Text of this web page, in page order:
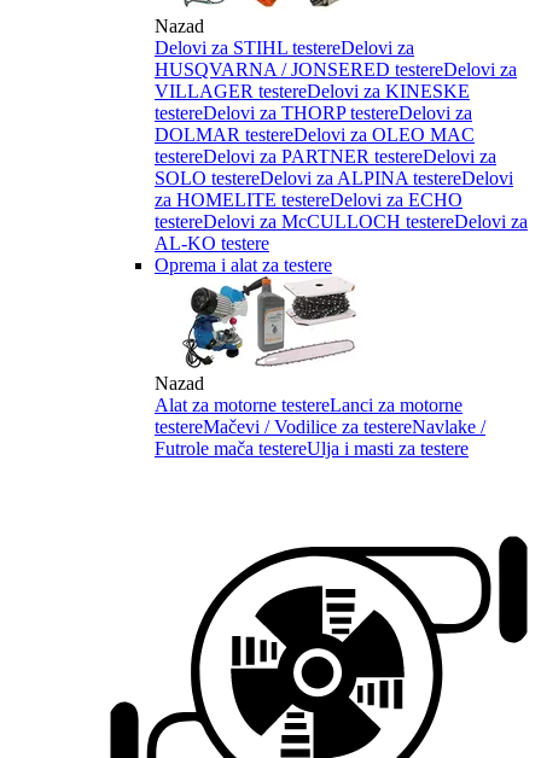
Nazad
Delovi za STIHL testereDelovi za
HUSQVARNA / JONSERED testereDelovi za
VILLAGER testereDelovi za KINESKE
testereDelovi za THORP testereDelovi za
DOLMAR testereDelovi za OLEO MAC
testereDelovi za PARTNER testereDelovi za
SOLO testereDelovi za ALPINA testereDelovi
za HOMELITE testereDelovi za ECHO
testereDelovi za McCULLOCH testereDelovi za
AL-KO testere
Oprema i alat za testere
Nazad
Alat za motorne testereLanci za motorne
testereMačevi / Vodilice za testereNavlake /
Futrole mača testereUlja i masti za testere